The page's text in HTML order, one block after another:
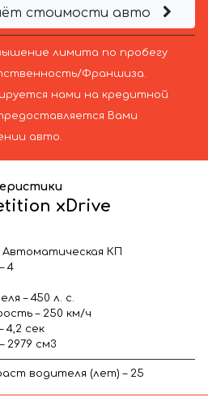
стоимости авто
лимита по пробегу
Франшиза.
нами на кредитной
Вами
авто.
xDrive
Автоматическая КП
4
– 450 л. с.
– 250 км/ч
4,2 сек
2979 см3
водителя (лет) – 25